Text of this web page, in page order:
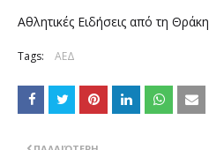
Αθλητικές Ειδήσεις από τη Θράκη
Tags: ΑΕΔ